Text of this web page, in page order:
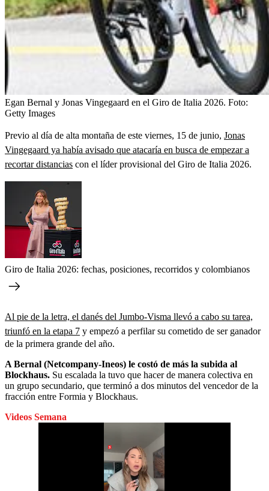
Egan Bernal y Jonas Vingegaard en el Giro de Italia 2026. Foto:
Getty Images
Previo al día de alta montaña de este viernes, 15 de junio, Jonas
Vingegaard ya había avisado que atacaría en busca de empezar a
recortar distancias con el líder provisional del Giro de Italia 2026.
Giro de Italia 2026: fechas, posiciones, recorridos y colombianos
Al pie de la letra, el danés del Jumbo-Visma llevó a cabo su tarea,
triunfó en la etapa 7 y empezó a perfilar su cometido de ser ganador
de la primera grande del año.
A Bernal (Netcompany-Ineos) le costó de más la subida al
Blockhaus. Su escalada la tuvo que hacer de manera colectiva en
un grupo secundario, que terminó a dos minutos del vencedor de la
fracción entre Formia y Blockhaus.
Videos Semana